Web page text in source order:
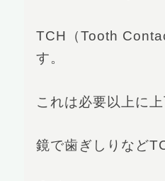
TCH（Tooth
す。
これは必要以上に
鏡で歯ぎしりなど